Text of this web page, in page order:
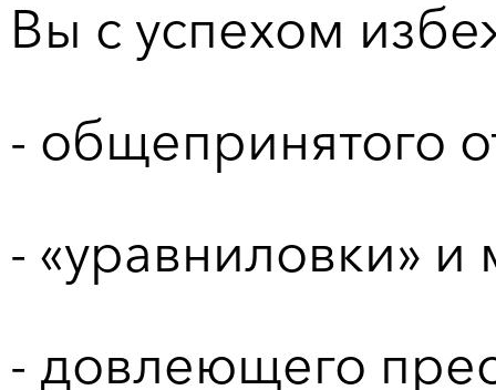
Вы с успехом
- общепринятого
- «уравниловки»
- довлеющего